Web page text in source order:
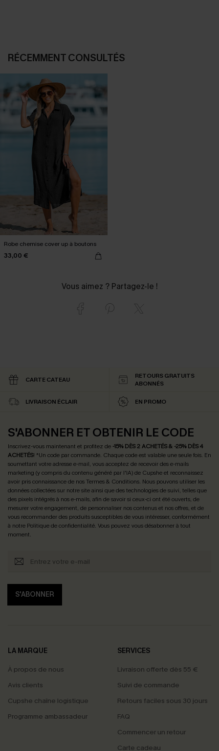
RÉCEMMENT CONSULTÉS
Robe chemise cover up à boutons
33,00 €
Vous aimez ? Partagez-le !
CARTE CATEAU
RETOURS GRATUITS
ABONNÉS
LIVRAISON ÉCLAIR EN PROMO
S'ABONNER ET OBTENIR LE CODE
Inscrivez-vous maintenant et profitez de -15% DÈS 2 ACHETÉS & -25% DÈS 4
ACHETÉS! *Un code par commande. Chaque code est valable une seule fois. En
soumettant votre adresse e-mail, vous acceptez de recevoir des e-mails
marketing (y compris du contenu généré par l'IA) de Cupshe et reconnaissez
avoir pris connaissance de nosTermes & Conditions. Nous pouvons utiliser les
données collectées sur notre site ainsi que des technologies de suivi, telles que
des pixels intégrés à nos e-mails, afin de savoir si ceux-ci ont été ouverts, de
mesurer votre engagement, de personnaliser nos contenus et nos offres, et de
vous recommander des produits susceptibles de vous intéresser, conformément
à notre Politique de confidentialité. Vous pouvez vous désabonner à tout
moment.
S'ABONNER
LA MARQUE
À propos de nous
Avis clients
Cupshe chaîne logistique
Programme ambassadeur
SERVICES
Livraison offerte dès 55 €
Suivi de commande
Retours faciles sous 30 jours
FAQ
Commencer un retour
Carte cadeau